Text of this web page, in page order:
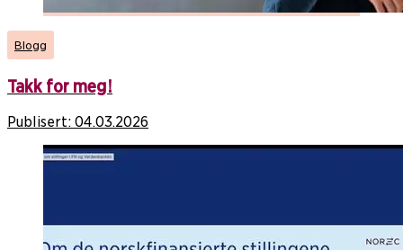
Blogg
Takk for meg!
Publisert: 04.03.2026